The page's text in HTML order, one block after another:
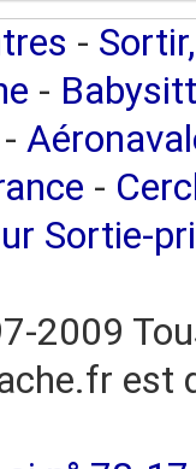
-
-
-
-
Sortie-
2009
est